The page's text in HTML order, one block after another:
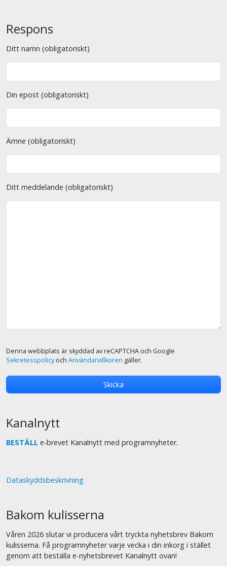
Respons
Ditt namn (obligatoriskt)
Din epost (obligatoriskt)
Ämne (obligatoriskt)
Ditt meddelande (obligatoriskt)
Denna webbplats är skyddad av reCAPTCHA och Google
Sekretesspolicyoch Användarvillkoren gäller.
Kanalnytt
BESTÄLL e-brevet Kanalnytt med programnyheter.
Dataskyddsbeskrivning
Bakom kulisserna
Våren 2026 slutar vi producera vårt tryckta nyhetsbrev Bakom
kulisserna. Få programnyheter varje vecka i din inkorg i stället
genom att beställa e-nyhetsbrevet Kanalnytt ovan!